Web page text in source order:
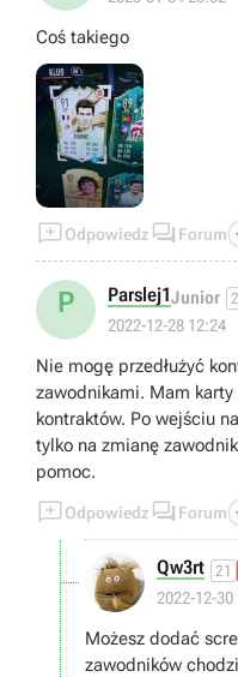
Coś takiego
Odpowiedz  Forum
P Parslej1Junior 2
2022-12-28 12:24
Nie mogę przedłużyć
zawodnikami. Mam karty
kontraktów. Po wejściu
tylko na zmianę
pomoc.
Odpowiedz  Forum
Qw3rt 21
2022-12-30
Możesz dodać
zawodników